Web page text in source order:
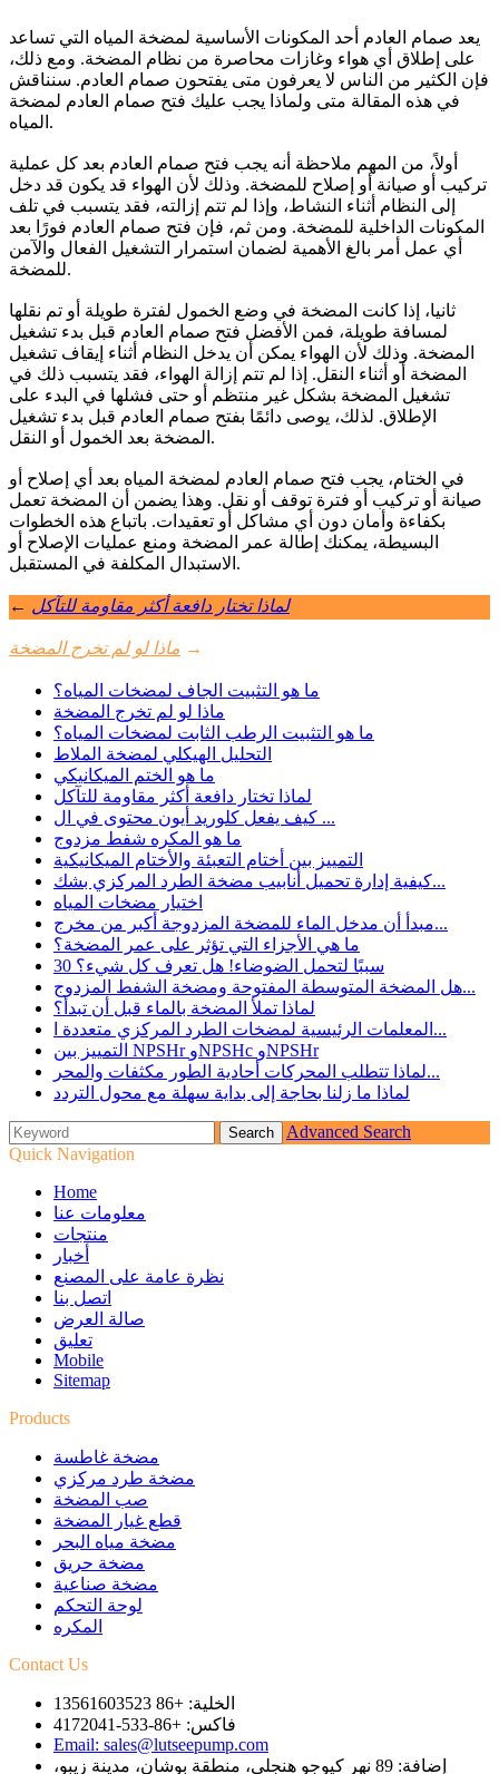
يعد صمام العادم أحد المكونات الأساسية لمضخة المياه التي تساعد
على إطلاق أي هواء وغازات محاصرة من نظام المضخة. ومع ذلك،
فإن الكثير من الناس لا يعرفون متى يفتحون صمام العادم. سنناقش
في هذه المقالة متى ولماذا يجب عليك فتح صمام العادم لمضخة
المياه.
أولاً، من المهم ملاحظة أنه يجب فتح صمام العادم بعد كل عملية
تركيب أو صيانة أو إصلاح للمضخة. وذلك لأن الهواء قد يكون قد دخل
إلى النظام أثناء النشاط، وإذا لم تتم إزالته، فقد يتسبب في تلف
المكونات الداخلية للمضخة. ومن ثم، فإن فتح صمام العادم فورًا بعد
أي عمل أمر بالغ الأهمية لضمان استمرار التشغيل الفعال والآمن
للمضخة.
ثانيا، إذا كانت المضخة في وضع الخمول لفترة طويلة أو تم نقلها
لمسافة طويلة، فمن الأفضل فتح صمام العادم قبل بدء تشغيل
المضخة. وذلك لأن الهواء يمكن أن يدخل النظام أثناء إيقاف تشغيل
المضخة أو أثناء النقل. إذا لم تتم إزالة الهواء، فقد يتسبب ذلك في
تشغيل المضخة بشكل غير منتظم أو حتى فشلها في البدء على
الإطلاق. لذلك، يوصى دائمًا بفتح صمام العادم قبل بدء تشغيل
المضخة بعد الخمول أو النقل.
في الختام، يجب فتح صمام العادم لمضخة المياه بعد أي إصلاح أو
صيانة أو تركيب أو فترة توقف أو نقل. وهذا يضمن أن المضخة تعمل
بكفاءة وأمان دون أي مشاكل أو تعقيدات. باتباع هذه الخطوات
البسيطة، يمكنك إطالة عمر المضخة ومنع عمليات الإصلاح أو
الاستبدال المكلفة في المستقبل.
← لماذا تختار دافعة أكثر مقاومة للتآكل
ماذا لو لم تخرج المضخة →
ما هو التثبيت الجاف لمضخات المياه؟
ماذا لو لم تخرج المضخة
ما هو التثبيت الرطب الثابت لمضخات المياه؟
التحليل الهيكلي لمضخة الملاط
ما هو الختم الميكانيكي
لماذا تختار دافعة أكثر مقاومة للتآكل
كيف يفعل كلوريد أيون محتوى في ال ...
ما هو المكره شفط مزدوج
التمييز بين أختام التعبئة والأختام الميكانيكية
كيفية إدارة تحميل أنابيب مضخة الطرد المركزي بشك...
اختيار مضخات المياه
مبدأ أن مدخل الماء للمضخة المزدوجة أكبر من مخرج...
ما هي الأجزاء التي تؤثر على عمر المضخة؟
30 سببًا لتحمل الضوضاء! هل تعرف كل شيء؟
هل المضخة المتوسطة المفتوحة ومضخة الشفط المزدوج...
لماذا تملأ المضخة بالماء قبل أن تبدأ؟
المعلمات الرئيسية لمضخات الطرد المركزي متعددة ا...
التمييز بين NPSHr وNPSHc وNPSHr
لماذا تتطلب المحركات أحادية الطور مكثفات والمحر...
لماذا ما زلنا بحاجة إلى بداية سهلة مع محول التردد
Advanced Search
Quick Navigation
Home
معلومات عنا
منتجات
أخبار
نظرة عامة على المصنع
اتصل بنا
صالة العرض
تعليق
Mobile
Sitemap
Products
مضخة غاطسة
مضخة طرد مركزي
صب المضخة
قطع غيار المضخة
مضخة مياه البحر
مضخة حريق
مضخة صناعية
لوحة التحكم
المكره
Contact Us
الخلية: +86 13561603523
فاكس: +86-533-4172041
Email: sales@lutseepump.com
إضافة: 89 نهر كيوجو هنجلي، منطقة بوشان، مدينة زيبو،